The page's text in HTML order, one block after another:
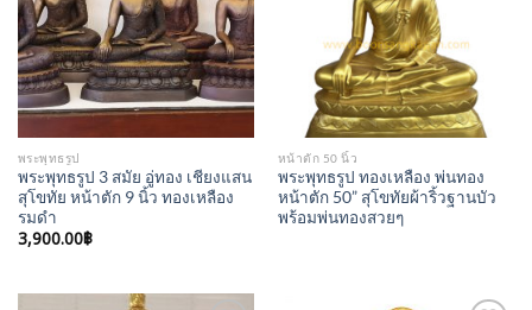
พระพุทธรูป
พระพุทธรูป 3 สมัย อู่ทอง เชียงแสน
สุโขทัย หน้าตัก 9 นิ้ว ทองเหลือง
รมดำ
3,900.00฿
หน้าตัก 50 นิ้ว
พระพุทธรูป ทองเหลือง พ่นทอง
หน้าตัก 50” สุโขทัยผ้าริ้วฐานบัว
พร้อมพ่นทองสวยๆ